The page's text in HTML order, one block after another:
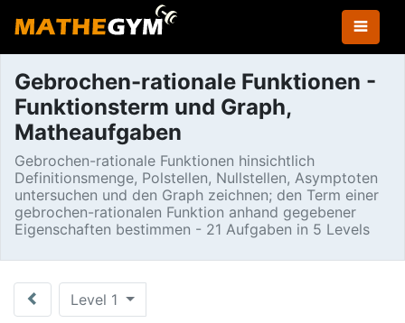
Gebrochen-rationale Funktionen -
Funktionsterm und Graph,
Matheaufgaben
Gebrochen-rationale Funktionen hinsichtlich
Definitionsmenge, Polstellen, Nullstellen, Asymptoten
untersuchen und den Graph zeichnen; den Term einer
gebrochen-rationalen Funktion anhand gegebener
Eigenschaften bestimmen - 21 Aufgaben in 5 Levels
Level 1